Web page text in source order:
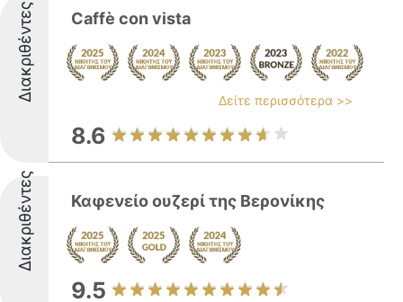
Διακριθέντες Caffè con vista
Δείτε περισσότερα >>
8.6
Διακριθέντες Καφενείο ουζερί της Βερονίκης
9.5